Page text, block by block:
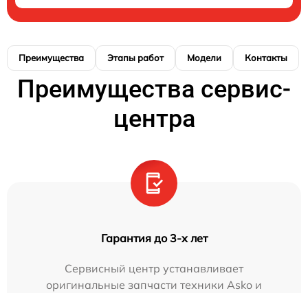
Преимущества Этапы работ Модели Контакты
Преимущества сервис-
центра
Гарантия до 3-х лет
Сервисный центр устанавливает
оригинальные запчасти техники Asko и